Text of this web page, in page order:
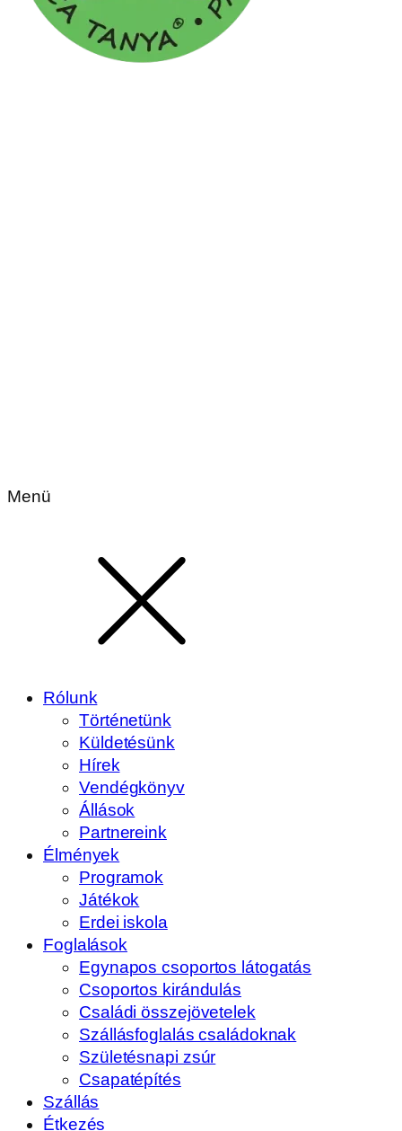
Menü
Rólunk
Történetünk
Küldetésünk
Hírek
Vendégkönyv
Állások
Partnereink
Élmények
Programok
Játékok
Erdei iskola
Foglalások
Egynapos csoportos látogatás
Csoportos kirándulás
Családi összejövetelek
Szállásfoglalás családoknak
Születésnapi zsúr
Csapatépítés
Szállás
Étkezés